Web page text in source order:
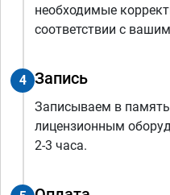
необходимые
соответствии с
4 Запись
Записываем в
лицензионным
2-3 часа.